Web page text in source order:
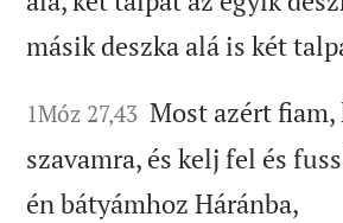
másik deszka alá is két
1Móz 27,43 Most azért fiam,
szavamra, és kelj fel és
én bátyámhoz Háránba,